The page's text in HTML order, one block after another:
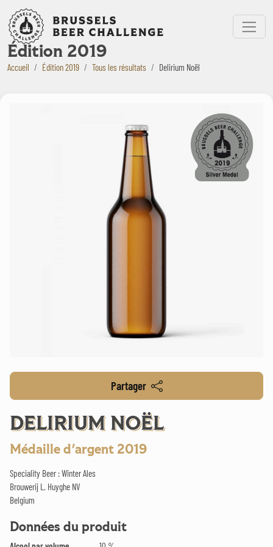
Bruxelles Beer Challenge
Menu
Édition 2019
Accueil Édition 2019 Tous les résultats Delirium Noël
Partager
DELIRIUM NOËL
Médaille d'argent 2019
Speciality Beer : Winter Ales
Brouwerij L. Huyghe NV
Belgium
Données du produit